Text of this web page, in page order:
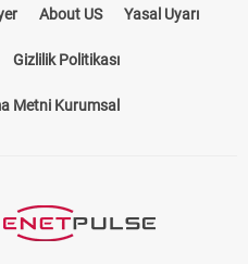
About US Yasal Uyarı
Gizlilik Politikası
Metni Kurumsal